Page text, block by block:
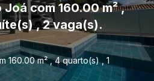
com 160.00 m² ,
, 2 vaga(s).
160.00 m² , 4 quarto(s) , 1